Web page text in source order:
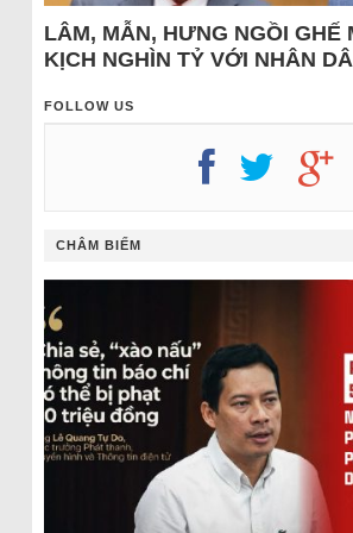
LÂM, MẪN, HƯNG NGỒI GHẾ
KỊCH NGHÌN TỶ VỚI NHÂN
FOLLOW US
CHÂM BIẾM